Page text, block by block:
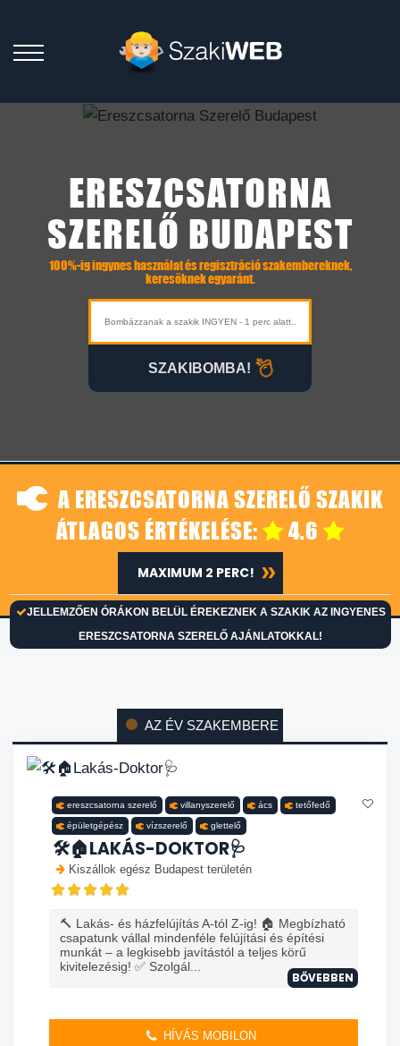
ERESZCSATORNA
SZERELŐ BUDAPEST
100%-ig ingynes használat és regisztráció szakembereknek,
keresőknek egyaránt.
SZAKIBOMBA!
A ERESZCSATORNA SZERELŐ SZAKIK
ÁTLAGOS ÉRTÉKELÉSE:
4.6
JELLEMZŐEN ÓRÁKON BELÜL ÉREKEZNEK A SZAKIK AZ INGYENES
ERESZCSATORNA SZERELŐ AJÁNLATOKKAL!
MAXIMUM 2 PERC!
AZ ÉV SZAKEMBERE
ereszcsatorna szerelő villanyszerelő ács tetőfedő
épületgépész vízszerelő glettelő
🛠️🏠LAKÁS-DOKTOR🩺
Kiszállok egész Budapest területén
🔨 Lakás- és házfelújítás A-tól Z-ig! 🏠 Megbízható
csapatunk vállal mindenféle felújítási és építési
munkát – a legkisebb javítástól a teljes körű
kivitelezésig! ✅ Szolgál...
BŐVEBBEN
HÍVÁS MOBILON